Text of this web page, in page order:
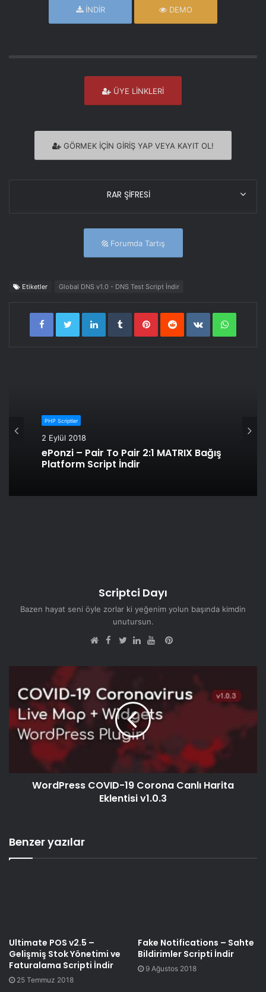
İNDİR DEMO
ÜYE LİNKLERİ
GÖRMEK İÇİN GİRİŞ YAP VEYA KAYIT OL!
RAR ŞİFRESİ
Forumda Tartış
Etiketler Global DNS v1.0 - DNS Test Script İndir
LinkedInTumblrPinterestReddit VKontakte
PHP Scriptler
2 Eylül 2018
ePonzi – Pair To Pair 2:1 MATRIX Bağış
Platform Script İndir
Scriptci Dayı
Bazen hayat seni öyle zorlar ki yeğenim yolun başında kimdin
unutursun.
Facebook
Pinterest
WordPress COVID-19 Corona Canlı Harita
Eklentisi v1.0.3
Benzer yazılar
Ultimate POS v2.5 –
Gelişmiş Stok Yönetimi ve
Faturalama Scripti İndir
25 Temmuz 2018
Fake Notifications – Sahte
Bildirimler Scripti İndir
9 Ağustos 2018